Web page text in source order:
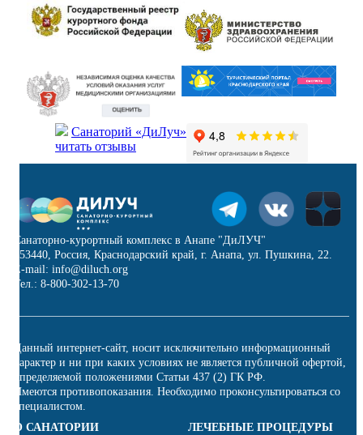
Санаторий «ДиЛуч»
читать отзывы
Санаторно-курортный комплекс в Анапе "ДиЛУЧ"
353440, Россия, Краснодарский край, г. Анапа, ул. Пушкина, 22.
E-mail: info@diluch.org
Тел.: 8-800-302-13-70
Данный интернет-сайт, носит исключительно информационный
характер и ни при каких условиях не является публичной офертой,
определяемой положениями Статьи 437 (2) ГК РФ.
Имеются противопоказания. Необходимо проконсультироваться со
специалистом.
О САНАТОРИИ
ЛЕЧЕБНЫЕ ПРОЦЕДУРЫ